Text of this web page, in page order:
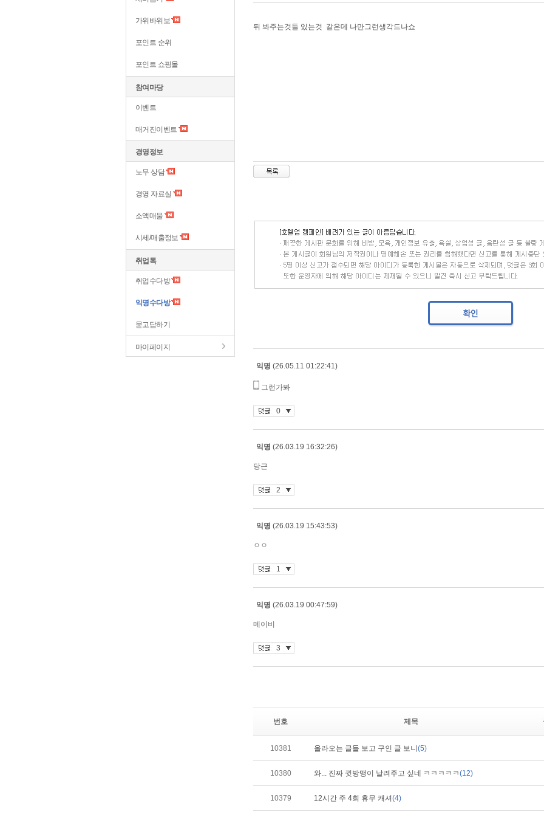
가위바위보
포인트 순위
포인트 쇼핑몰
참여마당
이벤트
매거진이벤트
경영정보
노무 상담
경영 자료실
소액매물
시세/매출정보
취업톡
취업수다방
익명수다방
묻고답하기
마이페이지
뒤 봐주는것들 있는것 같은데 나만그런생각드나쇼
번호 제목
10381 올라오는 글들 보고 구인 글 보니 (5)
10380 와... 진짜 귓방맹이 날려주고 싶네 ㅋㅋㅋㅋㅋ(12)
10379 12시간 주 4회 휴무 캐셔(4)